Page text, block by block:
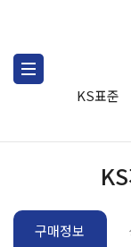
KS표준
구매정보